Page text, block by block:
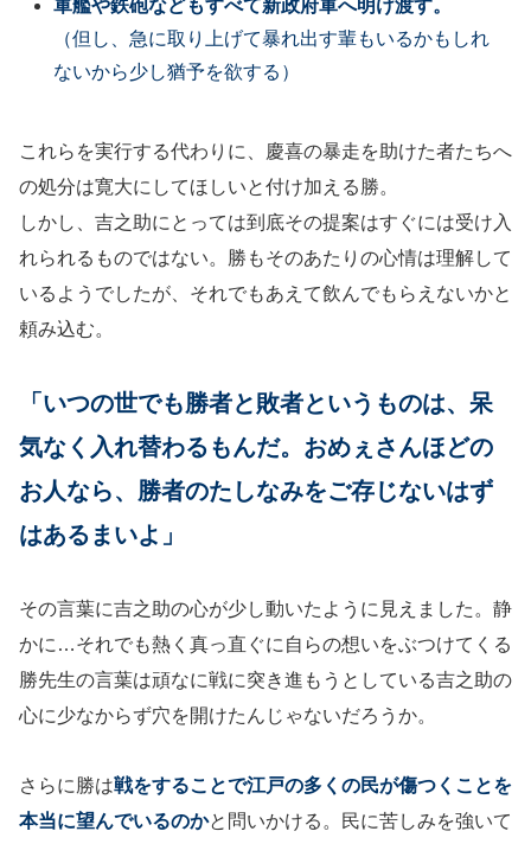
軍艦や鉄砲などもすべて新政府軍へ明け渡す。
（但し、急に取り上げて暴れ出す輩もいるかもしれ
ないから少し猶予を欲する）
これらを実行する代わりに、慶喜の暴走を助けた者たちへ
の処分は寛大にしてほしいと付け加える勝。
しかし、吉之助にとっては到底その提案はすぐには受け入
れられるものではない。勝もそのあたりの心情は理解して
いるようでしたが、それでもあえて飲んでもらえないかと
頼み込む。
「いつの世でも勝者と敗者というものは、呆
気なく入れ替わるもんだ。おめぇさんほどの
お人なら、勝者のたしなみをご存じないはず
はあるまいよ」
その言葉に吉之助の心が少し動いたように見えました。静
かに…それでも熱く真っ直ぐに自らの想いをぶつけてくる
勝先生の言葉は頑なに戦に突き進もうとしている吉之助の
心に少なからず穴を開けたんじゃないだろうか。
さらに勝は戦をすることで江戸の多くの民が傷つくことを
本当に望んでいるのかと問いかける。民に苦しみを強いて